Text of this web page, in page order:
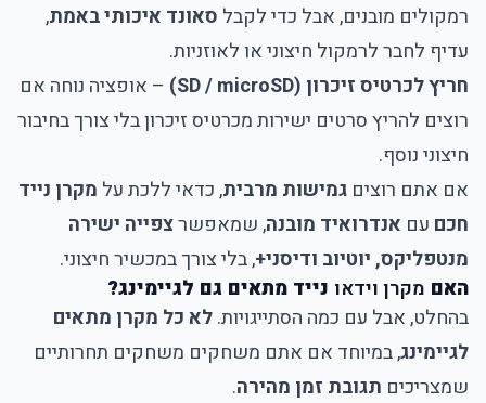
רמקולים מובנים, אבל כדי לקבל סאונד איכותי באמת,
עדיף לחבר לרמקול חיצוני או לאוזניות.
חריץ לכרטיס זיכרון (SD / microSD)
– אופציה נוחה אם
רוצים להריץ סרטים ישירות מכרטיס זיכרון בלי צורך בחיבור
חיצוני נוסף.
אם אתם רוצים גמישות מרבית, כדאי ללכת על מקרן נייד
חכם עם אנדרואיד מובנה, שמאפשרצפייה ישירה
מנטפליקס, יוטיוב ודיסני+, בלי צורך במכשיר חיצוני.
האם מקרן וידאו נייד מתאים גם לגיימינג?
בהחלט, אבל עם כמה הסתייגויות.לא כל מקרן מתאים
לגיימינג, במיוחד אם אתם משחקים משחקים תחרותיים
שמצריכים תגובת זמן מהירה.